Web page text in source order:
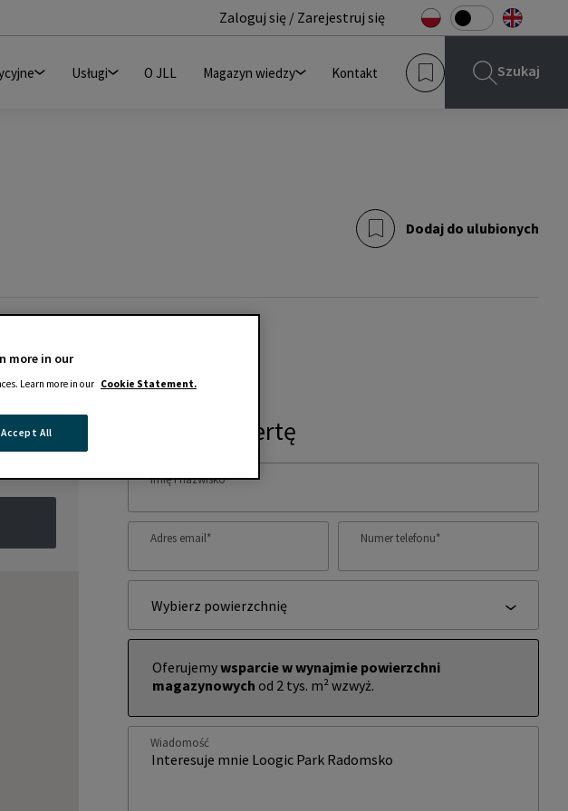
Zaloguj się / Zarejestruj się
Usługi O JLL Magazyn wiedzy Kontakt Szukaj
Dodaj do ulubionych
Zapytaj o ofertę
Imię i nazwisko*
Adres email* Numer telefonu*
Wybierz powierzchnię
Oferujemywsparcie w wynajmie powierzchni
magazynowych od 2 tys. m² wzwyż.
Wiadomość
more in our
Learn more in our Cookie Statement.
Accept All